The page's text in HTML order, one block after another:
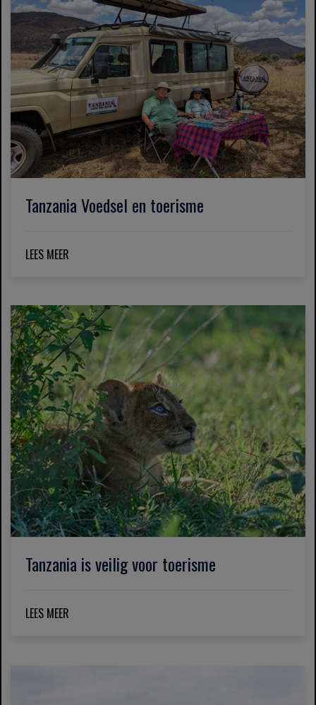
Tanzania Voedsel en toerisme
LEES MEER
Tanzania is veilig voor toerisme
LEES MEER